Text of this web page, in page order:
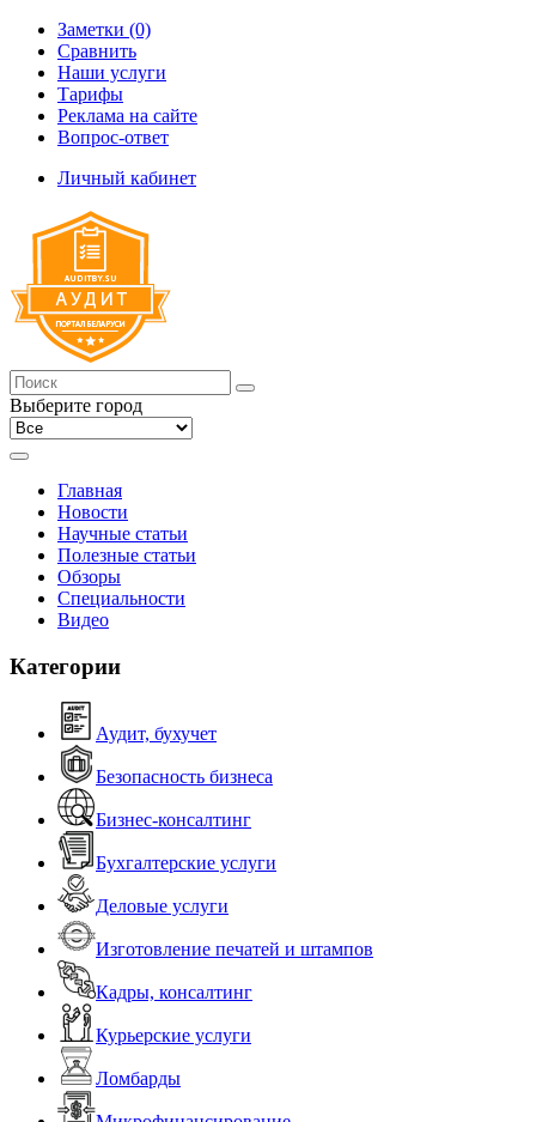
Заметки (0)
Сравнить
Наши услуги
Тарифы
Реклама на сайте
Вопрос-ответ
Личный кабинет
Выберите город
Главная
Новости
Научные статьи
Полезные статьи
Обзоры
Специальности
Видео
Категории
Аудит, бухучет
Безопасность бизнеса
Бизнес-консалтинг
Бухгалтерские услуги
Деловые услуги
Изготовление печатей и штампов
Кадры, консалтинг
Курьерские услуги
Ломбарды